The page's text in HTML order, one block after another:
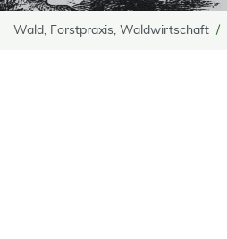
Wald, Forstpraxis, Waldwirtschaft